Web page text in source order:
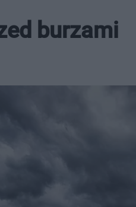
burzami